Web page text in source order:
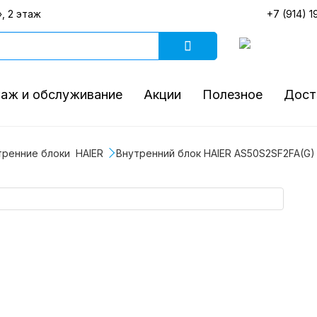
2 этаж +7 (914)
и обслуживание Акции Полезное
блоки  HAIER Внутренний блок HAIER AS50S2SF2FA(G)